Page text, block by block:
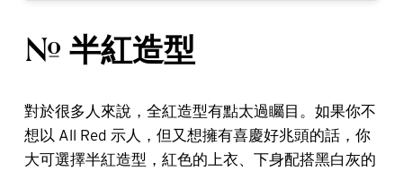
# 半紅造型
對於很多人來說，全紅造型有點太過矚目。如果你不
想以 All Red 示人，但又想擁有喜慶好兆頭的話，你
大可選擇半紅造型，紅色的上衣、下身配搭黑白灰的